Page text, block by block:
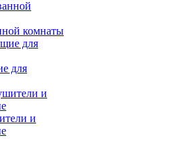
комнаты
для
и